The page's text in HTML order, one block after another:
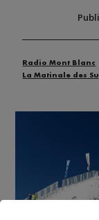
Radio Mont Blanc
La Matinale des